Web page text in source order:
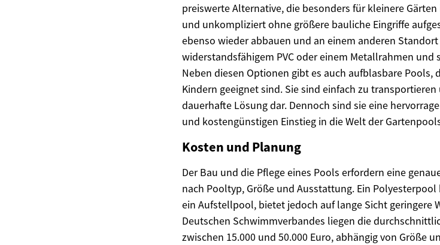
preiswerte Alternative, die besonders für kleinere
und unkompliziert ohne größere bauliche Eingriffe
ebenso wieder abbauen und an einem anderen
widerstandsfähigem PVC oder einem Metallrahmen
Neben diesen Optionen gibt es auch aufblasbare
Kindern geeignet sind. Sie sind einfach zu
dauerhafte Lösung dar. Dennoch sind sie eine
und kostengünstigen Einstieg in die Welt der
Kosten und Planung
Der Bau und die Pflege eines Pools erfordern eine
nach Pooltyp, Größe und Ausstattung. Ein
ein Aufstellpool, bietet jedoch auf lange Sicht geringere
Deutschen Schwimmverbandes liegen die
zwischen 15.000 und 50.000 Euro, abhängig von Größe